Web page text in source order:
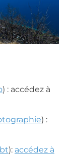
) : accédez à
) :
): accédez à